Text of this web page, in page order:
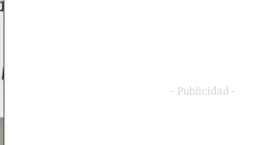
- Publicidad -